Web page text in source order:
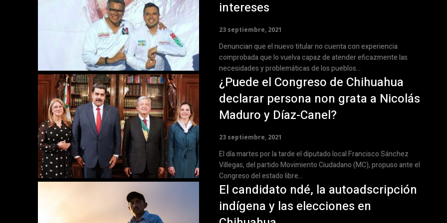
intereses
23 septiembre, 2021
Denuncian que el nuevo titular no cuenta con experiencia
comprobada que lo vuelva capaz de atender eficazmente las
necesidades y problemáticas de los pueblos...
¿Puede el Congreso de Chihuahua
declarar persona non grata a Nicolás
Maduro y Díaz-Canel?
23 septiembre, 2021
El día martes por la tarde el diputado local Francisco Sánchez
Villegas, del partido Movimiento Ciudadano (MC), propuso ante el
Congreso del estado libre...
El candidato ndé, la autoadscripción
indígena y las elecciones en